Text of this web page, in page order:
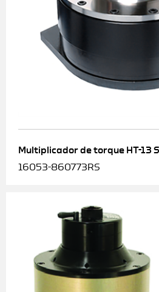
Multiplicador de torque HT-13
16053-860773RS